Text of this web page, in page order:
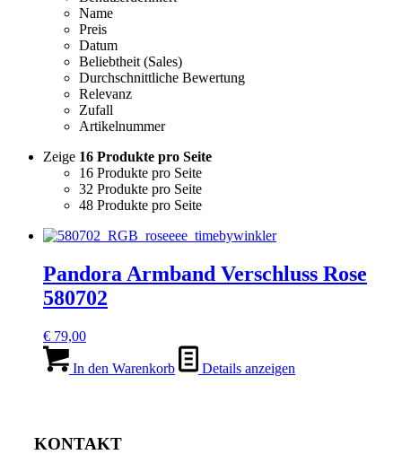
Name
Preis
Datum
Beliebtheit (Sales)
Durchschnittliche Bewertung
Relevanz
Zufall
Artikelnummer
Zeige 16 Produkte pro Seite
16 Produkte pro Seite
32 Produkte pro Seite
48 Produkte pro Seite
Pandora Armband Verschluss Rose
580702
€ 79,00
In den Warenkorb Details anzeigen
KONTAKT